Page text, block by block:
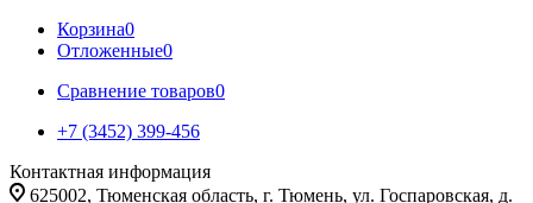
Корзина0
Отложенные0
Сравнение товаров0
+7 (3452) 399-456
Контактная информация
625002, Тюменская область, г. Тюмень, ул. Госпаровская, д.